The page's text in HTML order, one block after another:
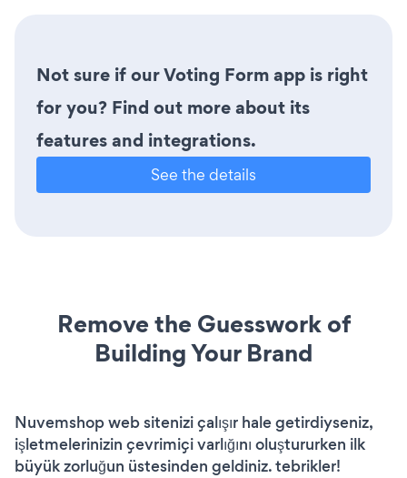
Not sure if our Voting Form app is right
for you? Find out more about its
features and integrations.
See the details
Remove the Guesswork of
Building Your Brand
Nuvemshop web sitenizi çalışır hale getirdiyseniz,
işletmelerinizin çevrimiçi varlığını oluştururken ilk
büyük zorluğun üstesinden geldiniz. tebrikler!